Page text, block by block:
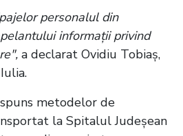
personalul din
informaţii privind
a declarat Ovidiu Tobiaş,
metodelor de
la Spitalul Judeșean